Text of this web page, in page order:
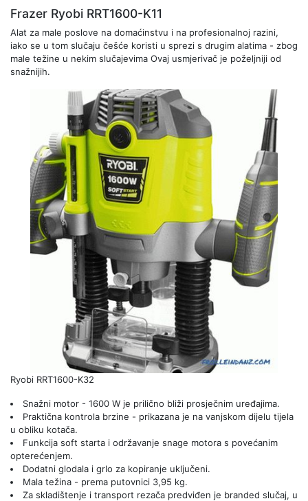
Frazer Ryobi RRT1600-K11
Alat za male poslove na domaćinstvu i na profesionalnoj razini,
iako se u tom slučaju češće koristi u sprezi s drugim alatima - zbog
male težine u nekim slučajevima Ovaj usmjerivač je poželjniji od
snažnijih.
Ryobi RRT1600-K32
Snažni motor - 1600 W je prilično bliži prosječnim uređajima.
Praktična kontrola brzine - prikazana je na vanjskom dijelu tijela
u obliku kotača.
Funkcija soft starta i održavanje snage motora s povećanim
opterećenjem.
Dodatni glodala i grlo za kopiranje uključeni.
Mala težina - prema putovnici 3,95 kg.
Za skladištenje i transport rezača predviđen je branded slučaj, u